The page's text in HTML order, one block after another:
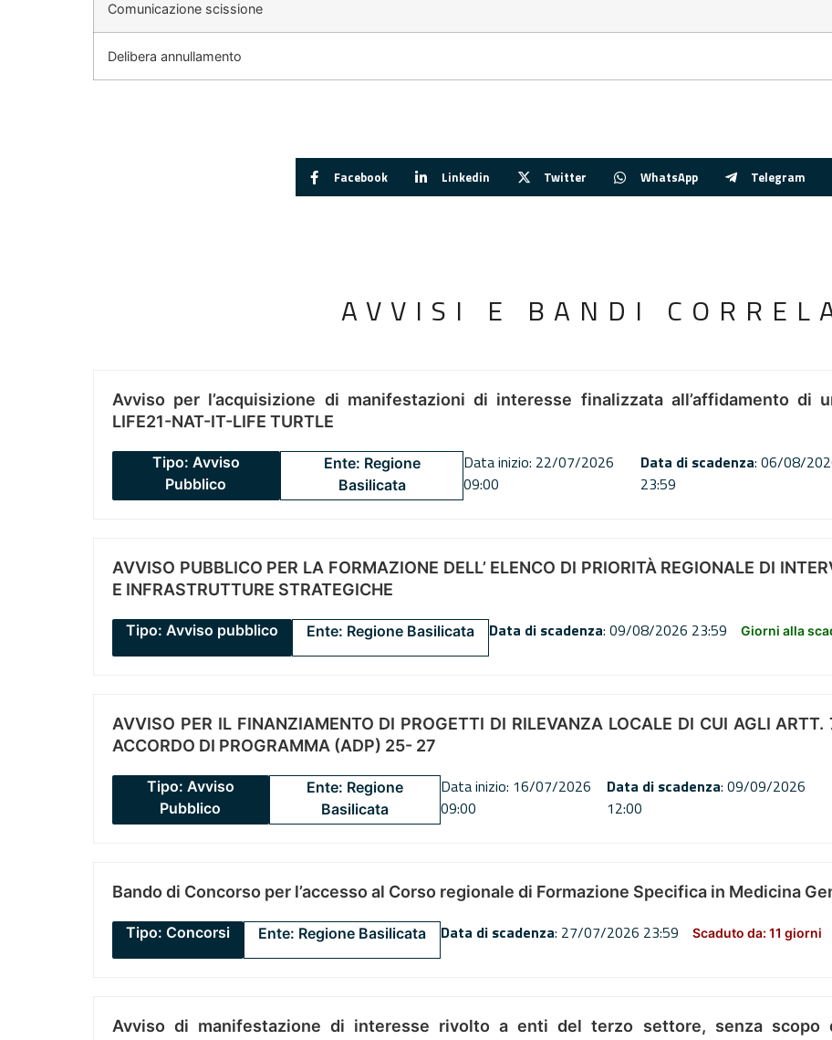
Comunicazione scissione
Delibera annullamento
Facebook Linkedin Twitter WhatsApp Telegram
AVVISI E BANDI
Avviso per l’acquisizione di manifestazioni di interesse finalizzata all’affidamento di
LIFE21-NAT-IT-LIFE TURTLE
Tipo: Avviso
Pubblico
Ente: Regione
Basilicata
Data inizio: 22/07/2026
09:00
Data di scadenza: 06/08/
23:59
AVVISO PUBBLICO PER LA FORMAZIONE DELL’ ELENCO DI PRIORITÀ REGIONALE DI
E INFRASTRUTTURE STRATEGICHE
Tipo: Avviso pubblico Ente: Regione Basilicata Data di scadenza: 09/08/2026 23:59 Giorni alla
AVVISO PER IL FINANZIAMENTO DI PROGETTI DI RILEVANZA LOCALE DI CUI AGLI
ACCORDO DI PROGRAMMA (ADP) 25- 27
Tipo: Avviso
Pubblico
Ente: Regione
Basilicata
Data inizio: 16/07/2026
09:00
Data di scadenza: 09/09/2026
12:00
Bando di Concorso per l’accesso al Corso regionale di Formazione Specifica in Medicina
Tipo: Concorsi Ente: Regione Basilicata Data di scadenza: 27/07/2026 23:59 Scaduto da: 11 giorni
Avviso di manifestazione di interesse rivolto a enti del terzo settore, senza